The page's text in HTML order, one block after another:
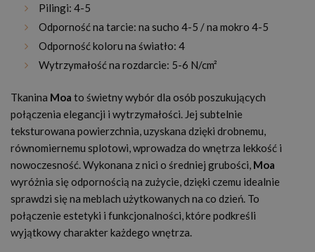
Pilingi: 4-5
Odporność na tarcie: na sucho 4-5 / na mokro 4-5
Odporność koloru na światło: 4
Wytrzymałość na rozdarcie: 5-6 N/cm²
Tkanina Moa to świetny wybór dla osób poszukujących
połączenia elegancji i wytrzymałości. Jej subtelnie
teksturowana powierzchnia, uzyskana dzięki drobnemu,
równomiernemu splotowi, wprowadza do wnętrza lekkość i
nowoczesność. Wykonana z nici o średniej grubości, Moa
wyróżnia się odpornością na zużycie, dzięki czemu idealnie
sprawdzi się na meblach użytkowanych na co dzień. To
połączenie estetyki i funkcjonalności, które podkreśli
wyjątkowy charakter każdego wnętrza.